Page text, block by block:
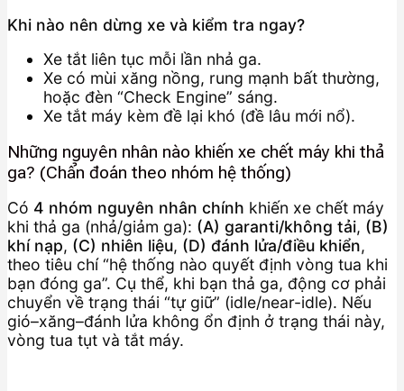
Khi nào nên dừng xe và kiểm tra ngay?
Xe tắt liên tục mỗi lần nhả ga.
Xe có mùi xăng nồng, rung mạnh bất thường,
hoặc đèn “Check Engine” sáng.
Xe tắt máy kèm đề lại khó (đề lâu mới nổ).
Những nguyên nhân nào khiến xe chết máy khi thả
ga? (Chẩn đoán theo nhóm hệ thống)
Có 4 nhóm nguyên nhân chính khiến xe chết máy
khi thả ga (nhả/giảm ga): (A) garanti/không tải, (B)
khí nạp, (C) nhiên liệu, (D) đánh lửa/điều khiển,
theo tiêu chí “hệ thống nào quyết định vòng tua khi
bạn đóng ga”. Cụ thể, khi bạn thả ga, động cơ phải
chuyển về trạng thái “tự giữ” (idle/near-idle). Nếu
gió–xăng–đánh lửa không ổn định ở trạng thái này,
vòng tua tụt và tắt máy.